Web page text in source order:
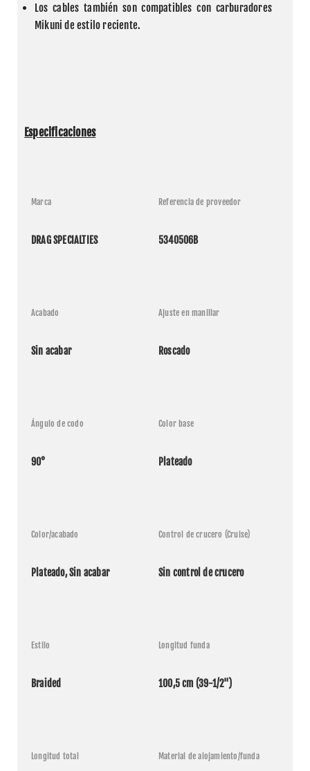
Los cables también son compatibles con carburadores
Mikuni de estilo reciente.
Especificaciones
Marca
DRAG SPECIALTIES
Referencia de proveedor
5340506B
Acabado
Sin acabar
Ajuste en manillar
Roscado
Ángulo de codo
90°
Color base
Plateado
Color/acabado
Plateado, Sin acabar
Control de crucero (Cruise)
Sin control de crucero
Estilo
Braided
Longitud funda
100,5 cm (39-1/2")
Longitud total Material de alojamiento/funda